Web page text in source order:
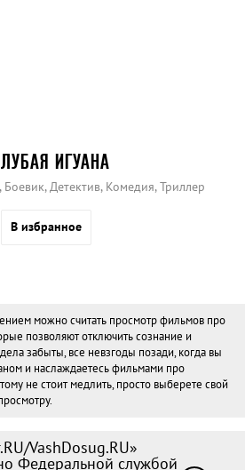
ИГУАНА
Детектив, Комедия, Триллер
В избранное
можно считать просмотр фильмов про
позволяют отключить сознание и
забыты, все невзгоды позади, когда вы
и наслаждаетесь фильмами про
не стоит медлить, просто выберете свой
VashDosug.RU»
Федеральной службой